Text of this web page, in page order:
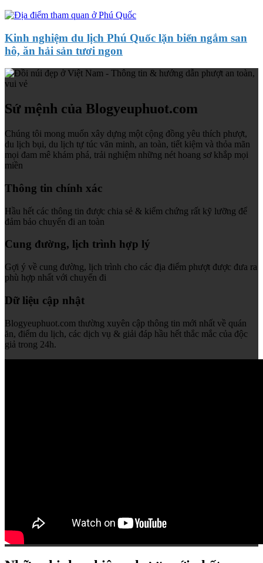
Kinh nghiệm du lịch Phú Quốc lặn biển ngắm san
hô, ăn hải sản tươi ngon
Sứ mệnh của Blogyeuphuot.com
Chúng tôi mong muốn xây dựng một cộng đồng yêu thích phượt,
du lịch bụi, du lịch tự túc văn minh, an toàn, tiết kiệm và thỏa mãn
mọi đam mê khám phá, trải nghiệm những nét hoang sơ khắp mọi
miền
Thông tin chính xác
Hầu hết các thông tin được chia sẻ & kiểm chứng rất kỹ lưỡng để
đảm bảo chuyến đi an toàn
Cung đường, lịch trình hợp lý
Gợi ý về cung đường, lịch trình cho các địa điểm phượt được đưa ra
phù hợp nhất với chuyến đi
Dữ liệu cập nhật
Blogyeuphuot.com thường xuyên cập thông tin mới nhất về quán
ăn, điểm du lịch, các dịch vụ & giải đáp hầu hết thắc mắc của độc
giả trong 24h.